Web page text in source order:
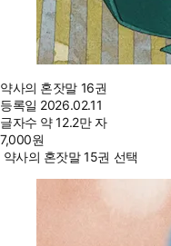
약사의 혼잣말 16권
등록일 2026.02.11
글자수 약 12.2만 자
7,000원
약사의 혼잣말 15권 선택